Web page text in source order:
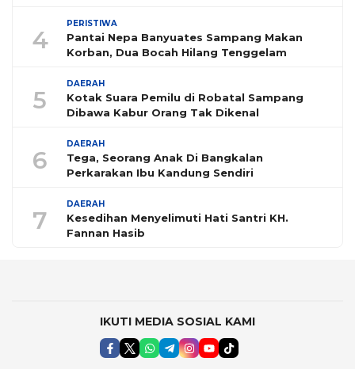
4
PERISTIWA
Pantai Nepa Banyuates Sampang Makan
Korban, Dua Bocah Hilang Tenggelam
5
DAERAH
Kotak Suara Pemilu di Robatal Sampang
Dibawa Kabur Orang Tak Dikenal
6
DAERAH
Tega, Seorang Anak Di Bangkalan
Perkarakan Ibu Kandung Sendiri
7
DAERAH
Kesedihan Menyelimuti Hati Santri KH.
Fannan Hasib
IKUTI MEDIA SOSIAL KAMI